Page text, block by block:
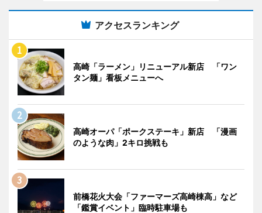
アクセスランキング
高崎「ラーメン」リニューアル新店 「ワン
タン麺」看板メニューへ
高崎オーパ「ポークステーキ」新店 「漫画
のような肉」2キロ挑戦も
前橋花火大会「ファーマーズ高崎棟高」など
「鑑賞イベント」臨時駐車場も